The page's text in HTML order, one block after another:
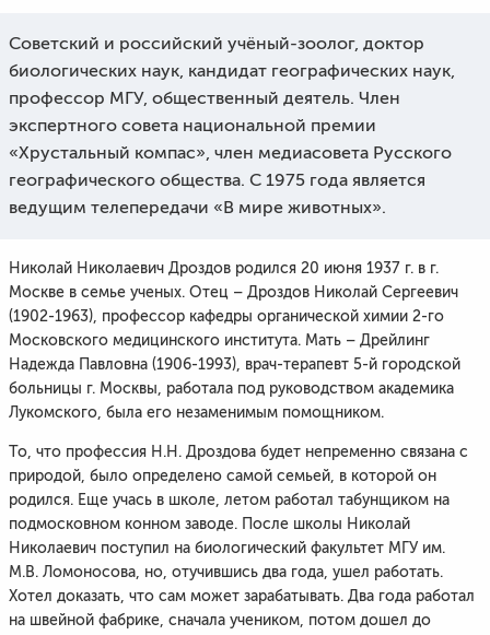
Советский и российский учёный-зоолог, доктор
биологических наук, кандидат географических наук,
профессор МГУ, общественный деятель. Член
экспертного совета национальной премии
«Хрустальный компас», член медиасовета Русского
географического общества. С 1975 года является
ведущим телепередачи «В мире животных».
Николай Николаевич Дроздов родился 20 июня 1937 г. в г.
Москве в семье ученых. Отец – Дроздов Николай Сергеевич
(1902-1963), профессор кафедры органической химии 2-го
Московского медицинского института. Мать – Дрейлинг
Надежда Павловна (1906-1993), врач-терапевт 5-й городской
больницы г. Москвы, работала под руководством академика
Лукомского, была его незаменимым помощником.
То, что профессия Н.Н. Дроздова будет непременно связана с
природой, было определено самой семьей, в которой он
родился. Еще учась в школе, летом работал табунщиком на
подмосковном конном заводе. После школы Николай
Николаевич поступил на биологический факультет МГУ им.
М.В. Ломоносова, но, отучившись два года, ушел работать.
Хотел доказать, что сам может зарабатывать. Два года работал
на швейной фабрике, сначала учеником, потом дошел до